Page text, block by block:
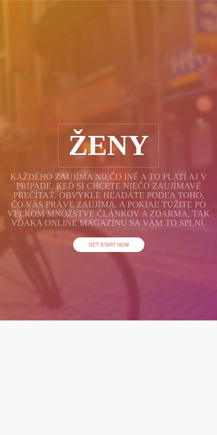
ŽENY
KAŽDÉHO ZAUJÍMA NIEČO INÉ A TO PLATÍ AJ V
PRÍPADE, KEĎ SI CHCETE NIEČO ZAUJÍMAVÉ
PREČÍTAŤ. OBVYKLE HĽADÁTE PODĽA TOHO,
ČO VÁS PRÁVE ZAUJÍMA. A POKIAĽ TÚŽITE PO
VEĽKOM MNOŽSTVE ČLÁNKOV A ZDARMA, TAK
VĎAKA ONLINE MAGAZÍNU SA VÁM TO SPLNÍ.
GET START NOW